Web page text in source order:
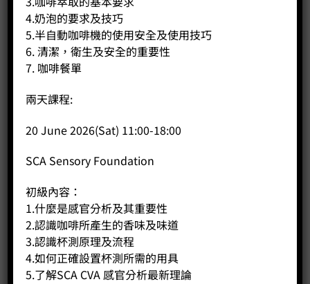
斜口拉花杯 (圓嘴) 450cc
-
BUY NOW
4.奶泡的要求及技巧
5.半自動咖啡機的使用安全及使用技巧
6. 清潔，衛生及安全的重要性
7. 咖啡餐單
兩天課程:
20 June 2026(Sat) 11:00-18:00
SCA Sensory Foundation
初級內容：
1.什麼是感官分析及其重要性
2.認識咖啡所產生的香味及味道
3.認識杯測原理及流程
4.如何正確設置杯測所需的用具
5.了解SCA CVA 感官分析最新理論